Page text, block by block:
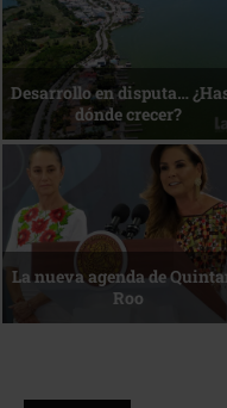
Bottega, un viaje servido a
mesa
Reconocimiento de viajeros